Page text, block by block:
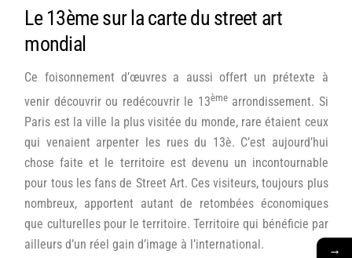
Le 13ème sur la carte du street art
mondial
Ce foisonnement d’œuvres a aussi offert un prétexte à
venir découvrir ou redécouvrir le 13èmearrondissement. Si
Paris est la ville la plus visitée du monde, rare étaient ceux
qui venaient arpenter les rues du 13è. C’est aujourd’hui
chose faite et le territoire est devenu un incontournable
pour tous les fans de Street Art. Ces visiteurs, toujours plus
nombreux, apportent autant de retombées économiques
que culturelles pour le territoire. Territoire qui bénéficie par
ailleurs d’un réel gain d’image à l’international.
→